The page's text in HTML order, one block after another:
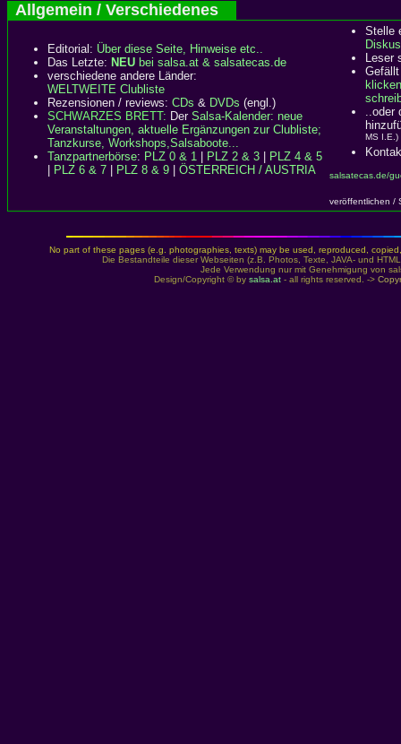
Allgemein / Verschiedenes
Editorial: Über diese Seite, Hinweise etc..
Das Letzte: NEU bei salsa.at & salsatecas.de
verschiedene andere Länder:
WELTWEITE Clubliste
Rezensionen / reviews: CDs & DVDs (engl.)
SCHWARZES BRETT: Der Salsa-Kalender: neue
Veranstaltungen, aktuelle Ergänzungen zur Clubliste;
Tanzkurse, Workshops,Salsaboote...
Tanzpartnerbörse: PLZ 0 & 1 PLZ 2 & 3
PLZ 4 & 5
PLZ 6 & 7 PLZ 8 & 9 ÖSTERREICH / AUSTRIA
Stelle
Leser
klicken
..oder
MS I.E.)
salsatecas.de/
veröffentlichen /
No part of these pages (e.g. photographies, texts) may be used, reproduced,
Die Bestandteile dieser Webseiten (z.B. Photos, Texte, JAVA- und
Jede Verwendung nur mit Genehmigung von
Design/Copyright © by salsa.at - all rights reserved. ->